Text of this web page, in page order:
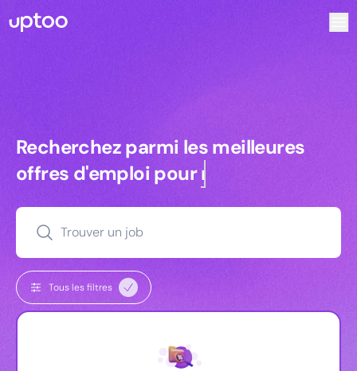
Recherchez parmi les meilleures
Recherchez parmi les meilleures
offres d'emploi pourcommerciaux
Trouver un job
Tous les filtres